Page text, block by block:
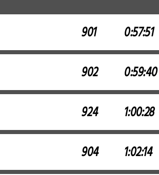
901 0:57:51
902 0:59:40
924 1:00:28
904 1:02:14